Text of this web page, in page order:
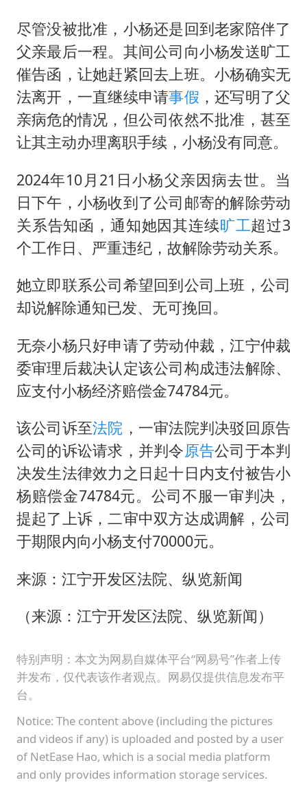
尽管没被批准，小杨还是回到老家陪伴了
父亲最后一程。其间公司向小杨发送旷工
催告函，让她赶紧回去上班。小杨确实无
法离开，一直继续申请事假 ，还写明了父
亲病危的情况，但公司依然不批准，甚至
让其主动办理离职手续，小杨没有同意。
2024年10月21日小杨父亲因病去世。当
日下午，小杨收到了公司邮寄的解除劳动
关系告知函，通知她因其连续旷工超过3
个工作日、严重违纪，故解除劳动关系。
她立即联系公司希望回到公司上班，公司
却说解除通知已发、无可挽回。
无奈小杨只好申请了劳动仲裁，江宁仲裁
委审理后裁决认定该公司构成违法解除、
应支付小杨经济赔偿金74784元。
该公司诉至法院 ，一审法院判决驳回原告
公司的诉讼请求，并判令原告公司于本判
决发生法律效力之日起十日内支付被告小
杨赔偿金74784元。公司不服一审判决，
提起了上诉，二审中双方达成调解，公司
于期限内向小杨支付70000元。
来源：江宁开发区法院、纵览新闻
（来源：江宁开发区法院、纵览新闻）
特别声明：本文为网易自媒体平台“网易号”作者上传
并发布，仅代表该作者观点。网易仅提供信息发布平
台。
Notice: The content above (including the pictures
and videos if any) is uploaded and posted by a user
of NetEase Hao, which is a social media platform
and only provides information storage services.